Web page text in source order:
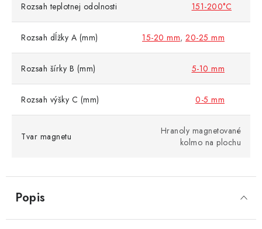
Popis
Rozsah teplotnej odolnosti 151-200°C
Rozsah dĺžky A (mm) 15-20 mm, 20-25 mm
Rozsah šírky B (mm) 5-10 mm
Rozsah výšky C (mm) 0-5 mm
Tvar magnetu
Hranoly magnetované
kolmo na plochu